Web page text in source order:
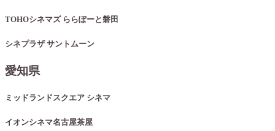
TOHOシネマズ ららぽーと磐田
シネプラザ サントムーン
愛知県
ミッドランドスクエア シネマ
イオンシネマ名古屋茶屋